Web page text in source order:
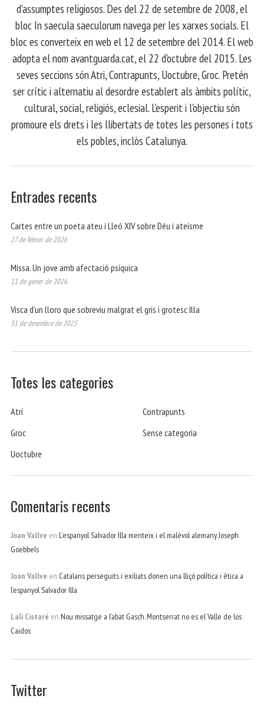
d'assumptes religiosos. Des del 22 de setembre de 2008, el
bloc In saecula saeculorum navega per les xarxes socials. El
bloc es converteix en web el 12 de setembre del 2014. El web
adopta el nom avantguarda.cat, el 22 d'octubre del 2015. Les
seves seccions són Atri, Contrapunts, Uoctubre, Groc. Pretén
ser crític i alternatiu al desordre establert als àmbits polític,
cultural, social, religiós, eclesial. L'esperit i l'objectiu són
promoure els drets i les llibertats de totes les persones i tots
els pobles, inclòs Catalunya.
Entrades recents
Cartes entre un poeta ateu i Lleó XIV sobre Déu i ateísme
27 de febrer de 2026
Missa. Un jove amb afectació psíquica
11 de gener de 2026
Visca d’un lloro que sobreviu malgrat el gris i grotesc Illa
31 de desembre de 2025
Totes les categories
Atri
Contrapunts
Groc
Sense categoria
Uoctubre
Comentaris recents
Joan Vallve en L’espanyol Salvador Illa menteix i el malèvol alemany Joseph
Goebbels
Joan Vallve en Catalans perseguits i exiliats donen una lliçó política i ètica a
l’espanyol Salvador Illa
Lali Cistaré en Nou missatge a l’abat Gasch. Montserrat no es el Valle de los
Caidos
Twitter